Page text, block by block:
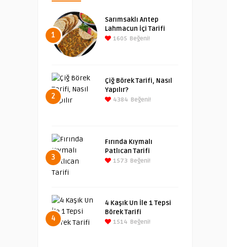
1
Sarımsaklı Antep
Lahmacun İçi Tarifi
1605 Beğeni!
2
Çiğ Börek Tarifi, Nasıl
Yapılır?
4384 Beğeni!
3
Fırında Kıymalı
Patlıcan Tarifi
1573 Beğeni!
4
4 Kaşık Un İle 1 Tepsi
Börek Tarifi
1514 Beğeni!